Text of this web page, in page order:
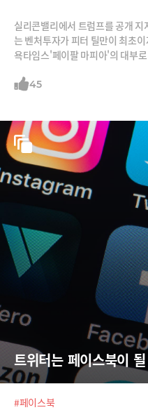
실리콘밸리에서 트럼프를 공개
는 벤처투자가 피터 틸만이 최초
욕타임스'페이팔 마피아'의 대부
다음 날인 7월14일 145명의 실리
페이스북 공동창업자
45
트위터는 페이스북이
#페이스북